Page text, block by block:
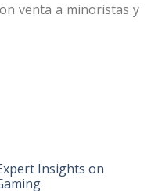
venta a minoristas y
Insights on